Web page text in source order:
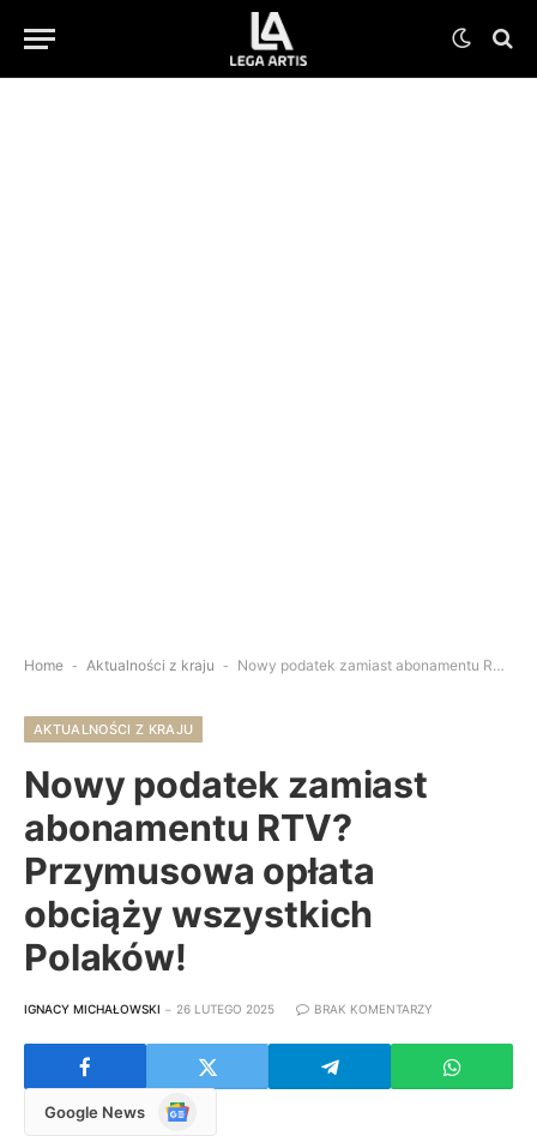
Home - Aktualności z kraju - Nowy podatek zamiast abonamentu RTV? Przymusowa opłata obciąży wszystkich Polaków!
AKTUALNOŚCI Z KRAJU
Nowy podatek zamiast
abonamentu RTV?
Przymusowa opłata
obciąży wszystkich
Polaków!
IGNACY MICHAŁOWSKI 26 LUTEGO 2025 BRAK KOMENTARZY
Google News
Google